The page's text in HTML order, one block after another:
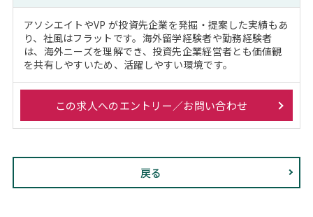
アソシエイトやVP が投資先企業を発掘・提案した実績もあ
り、社風はフラットです。海外留学経験者や勤務経験者
は、海外ニーズを理解でき、投資先企業経営者とも価値観
を共有しやすいため、活躍しやすい環境です。
この求人へのエントリー／お問い合わせ
戻る